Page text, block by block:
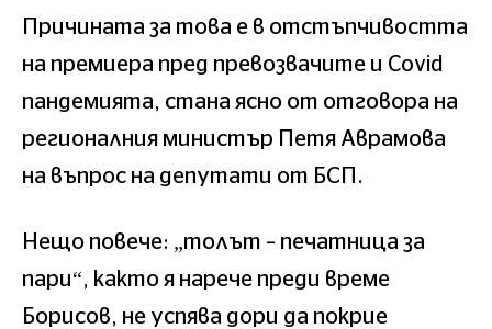
Причината за това е в отстъпчивостта
на премиера пред превозвачите и Covid
пандемията, стана ясно от отговора на
регионалния министър Петя Аврамова
на въпрос на депутати от БСП.
Нещо повече: „толът – печатница за
пари“, както я нарече преди време
Борисов, не успява дори да покрие